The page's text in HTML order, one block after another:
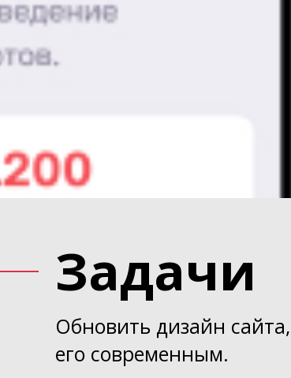
Задачи
Обновить дизайн
его современным.